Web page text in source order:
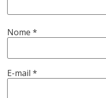
Nome*
E-mail*